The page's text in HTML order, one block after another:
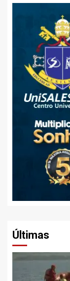
Últimas